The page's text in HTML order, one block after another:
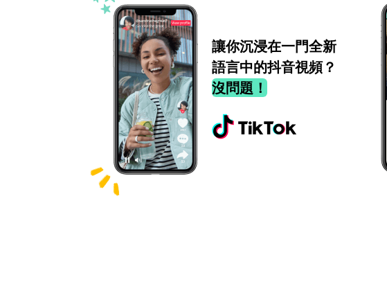
讓你沉浸在一門全新
語言中的抖音視頻？
沒問題！